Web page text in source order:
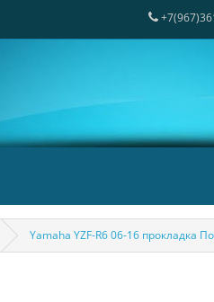
Yamaha YZF-R6 06-16 прокладка